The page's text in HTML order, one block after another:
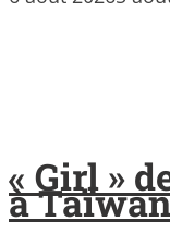
« Girl »
à Taïwan